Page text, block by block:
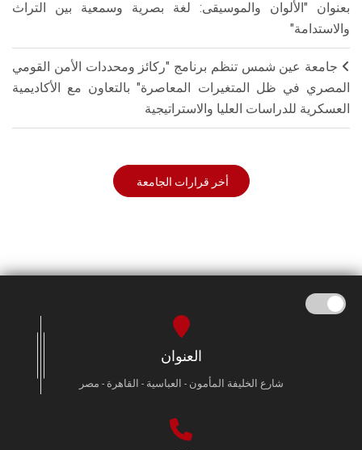
بعنوان "الألوان والموسيقى: لغة بصرية وسمعية بين التراث
والاستدامة"
جامعة عين شمس تنظم برنامج "ركائز ومحددات الأمن القومي
المصري في ظل المتغيرات المعاصرة" بالتعاون مع الأكاديمية
العسكرية للدراسات العليا والاستراتيجية
أخر قرارات الجامعة
العنوان
شارع الخليفة المأمون - العباسية - القاهرة - مصر